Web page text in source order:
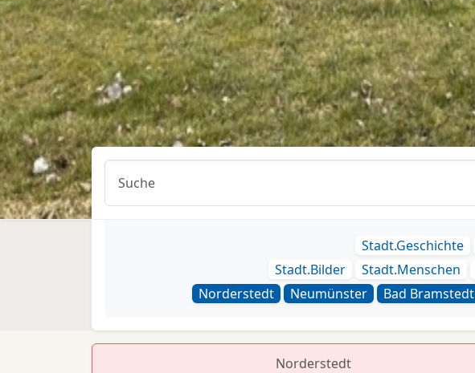
Stadt.Geschichte
Stadt.Bilder
Stadt.Menschen
Norderstedt
Neumünster Bad Bramstedt
Norderstedt